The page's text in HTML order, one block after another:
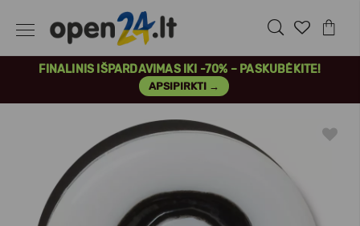
FINALINIS IŠPARDAVIMAS IKI -70% – PASKUBĖKITE!
APSIPIRKTI →